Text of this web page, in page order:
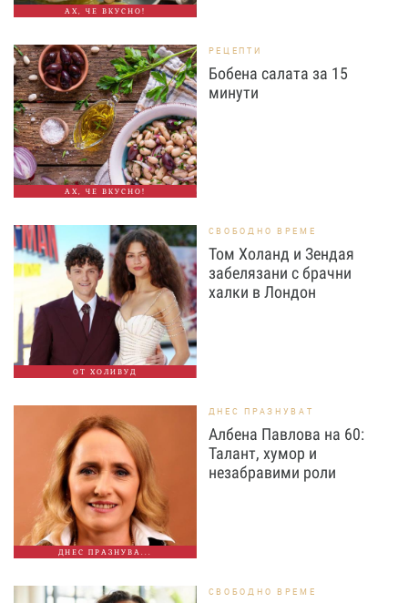
АХ, ЧЕ ВКУСНО!
АХ, ЧЕ ВКУСНО!
РЕЦЕПТИ
Бобена салата за 15
минути
ОТ ХОЛИВУД
СВОБОДНО ВРЕМЕ
Том Холанд и Зендая
забелязани с брачни
халки в Лондон
ДНЕС ПРАЗНУВА...
ДНЕС ПРАЗНУВАТ
Албена Павлова на 60:
Талант, хумор и
незабравими роли
СВОБОДНО ВРЕМЕ